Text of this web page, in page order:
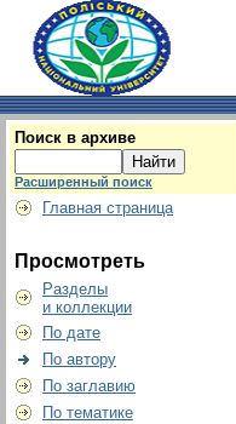
Поиск в архиве
Расширенный поиск
Главная страница
Просмотреть
Разделы
и коллекции
По дате
По автору
По заглавию
По тематике